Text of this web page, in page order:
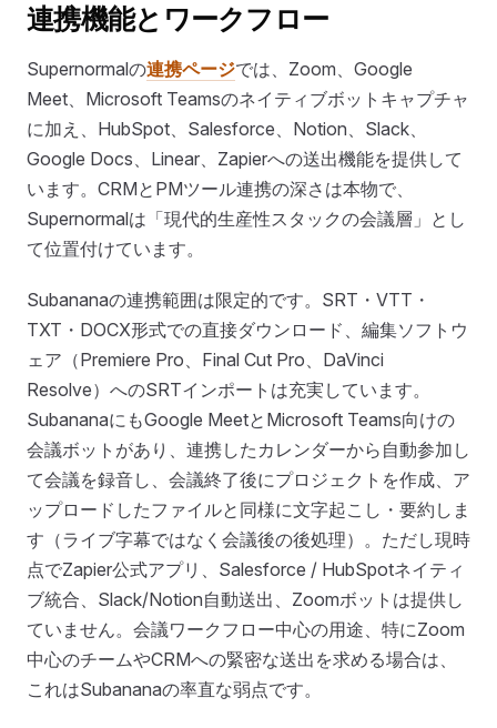
連携機能とワークフロー
Supernormalの連携ページでは、Zoom、Google
Meet、Microsoft Teamsのネイティブボットキャプチャ
に加え、HubSpot、Salesforce、Notion、Slack、
Google Docs、Linear、Zapierへの送出機能を提供して
います。CRMとPMツール連携の深さは本物で、
Supernormalは「現代的生産性スタックの会議層」とし
て位置付けています。
Subananaの連携範囲は限定的です。SRT・VTT・
TXT・DOCX形式での直接ダウンロード、編集ソフトウ
ェア（Premiere Pro、Final Cut Pro、DaVinci
Resolve）へのSRTインポートは充実しています。
SubananaにもGoogle MeetとMicrosoft Teams向けの
会議ボットがあり、連携したカレンダーから自動参加し
て会議を録音し、会議終了後にプロジェクトを作成、ア
ップロードしたファイルと同様に文字起こし・要約しま
す（ライブ字幕ではなく会議後の後処理）。ただし現時
点でZapier公式アプリ、Salesforce / HubSpotネイティ
ブ統合、Slack/Notion自動送出、Zoomボットは提供し
ていません。会議ワークフロー中心の用途、特にZoom
中心のチームやCRMへの緊密な送出を求める場合は、
これはSubananaの率直な弱点です。